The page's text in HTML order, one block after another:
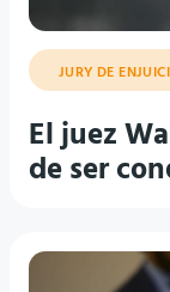
JURY DE
El juez
de ser